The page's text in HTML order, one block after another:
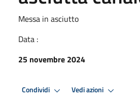
Messa in asciutto
Data :
25 novembre 2024
Condividi Vedi azioni